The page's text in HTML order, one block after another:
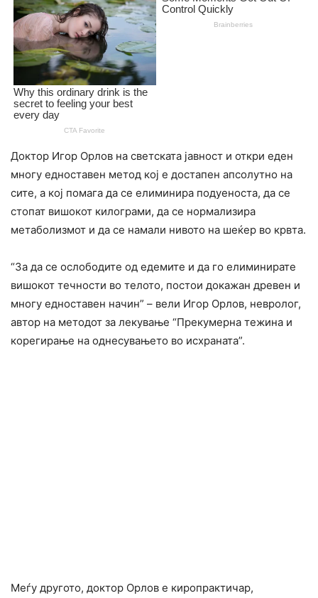
Доктор Игор Орлов на светската јавност и откри еден
многу едноставен метод кој е достапен апсолутно на
сите, а кој помага да се елиминира подуеноста, да се
стопат вишокот килограми, да се нормализира
метаболизмот и да се намали нивото на шеќер во крвта.
“За да се ослободите од едемите и да го елиминирате
вишокот течности во телото, постои докажан древен и
многу едноставен начин” – вели Игор Орлов, невролог,
автор на методот за лекување “Прекумерна тежина и
корегирање на однесувањето во исхраната”.
Меѓу другото, доктор Орлов е киропрактичар,